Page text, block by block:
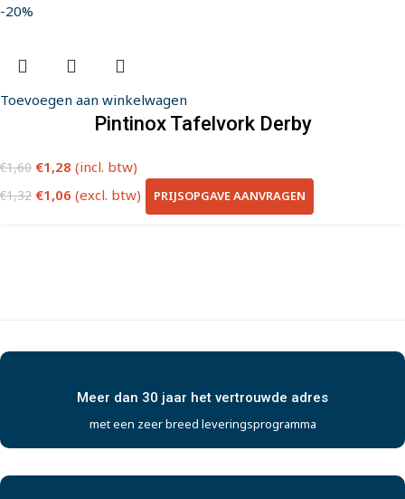
-20%
Toevoegen aan winkelwagen
Pintinox Tafelvork Derby
€1,60 €1,28 (incl. btw)
€1,32 €1,06 (excl. btw) PRIJSOPGAVE AANVRAGEN
Meer dan 30 jaar het vertrouwde adres
met een zeer breed leveringsprogramma